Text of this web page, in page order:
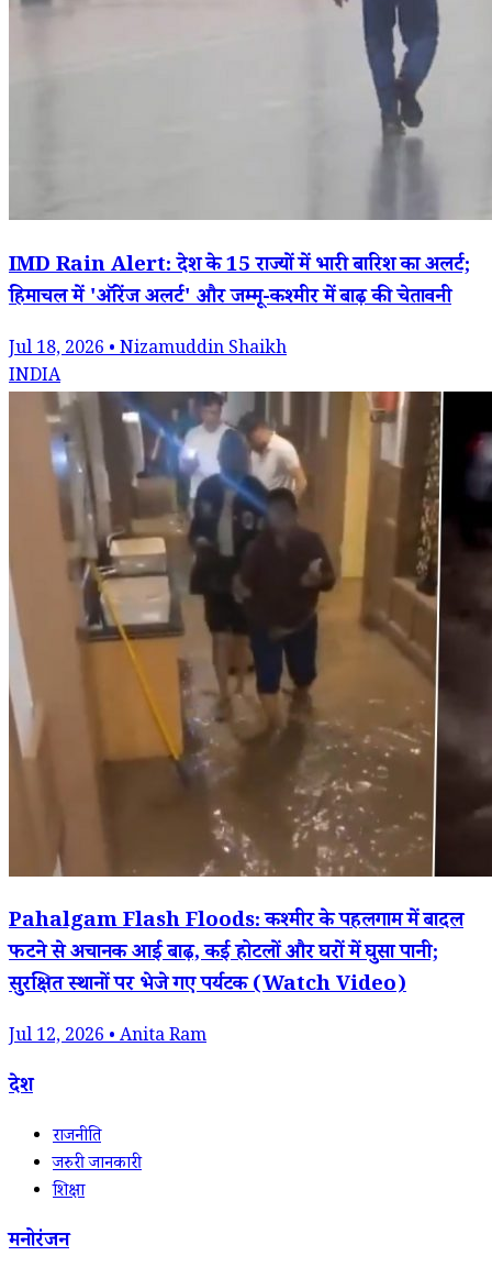
IMD Rain Alert: देश के 15 राज्यों में भारी बारिश का अलर्ट;
हिमाचल में 'ऑरेंज अलर्ट' और जम्मू-कश्मीर में बाढ़ की चेतावनी
Jul 18, 2026 • Nizamuddin Shaikh
INDIA
Pahalgam Flash Floods: कश्मीर के पहलगाम में बादल
फटने से अचानक आई बाढ़, कई होटलों और घरों में घुसा पानी;
सुरक्षित स्थानों पर भेजे गए पर्यटक (Watch Video)
Jul 12, 2026 • Anita Ram
देश
राजनीति
जरुरी जानकारी
शिक्षा
मनोरंजन